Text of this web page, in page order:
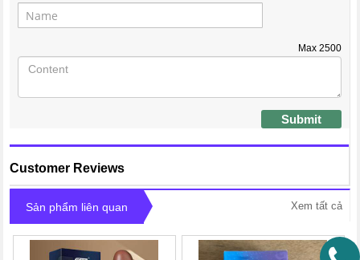
Max 2500
Submit
Customer Reviews
Sản phẩm liên quan Xem tất cả